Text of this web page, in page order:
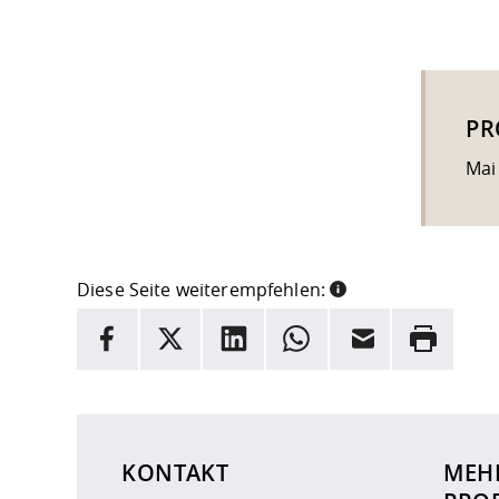
Diese Seite weiterempfehlen:
INFORMATION
Facebook
X LinkedInWhatsappE-Mail Drucken
KONTAKT